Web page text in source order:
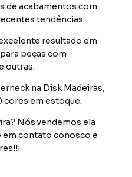
de acabamentos com
tendências.
resultado em
peças com
outras.
na Disk Madeiras,
cores em estoque.
Nós vendemos ela
contato conosco e